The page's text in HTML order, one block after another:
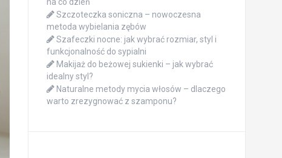
Szczoteczka soniczna – nowoczesna
metoda wybielania zębów
Szafeczki nocne: jak wybrać rozmiar, styl i
funkcjonalność do sypialni
Makijaż do beżowej sukienki – jak wybrać
idealny styl?
Naturalne metody mycia włosów – dlaczego
warto zrezygnować z szamponu?